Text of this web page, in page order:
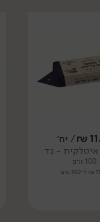
₪/ יח׳
- גד
100 גרם
גרם